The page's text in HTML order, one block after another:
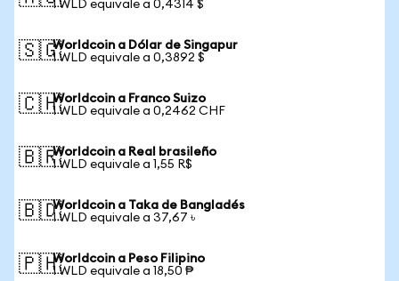
1 WLD equivale a 0,4314 $
🇸🇬Worldcoin a Dólar de Singapur
1 WLD equivale a 0,3892 $
🇨🇭Worldcoin a Franco Suizo
1 WLD equivale a 0,2462 CHF
🇧🇷Worldcoin a Real brasileño
1 WLD equivale a 1,55 R$
🇧🇩Worldcoin a Taka de Bangladés
1 WLD equivale a 37,67 ৳
🇵🇭Worldcoin a Peso Filipino
1 WLD equivale a 18,50 ₱